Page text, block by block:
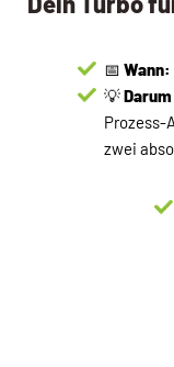
📅 Wann:
💡Darum
Prozess-
zwei